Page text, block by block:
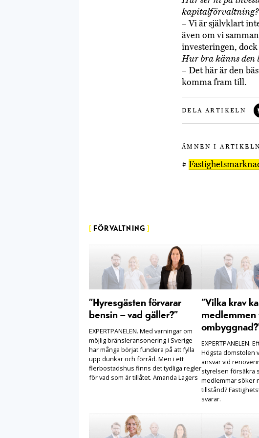
kapitalförvaltning?
– Vi är självklart
även om vi
investeringen,
Hur bra känns den
– Det här är den
komma fram till.
DELA ARTIKELN
ÄMNEN I
#
FÖRVALTNING
”Hyresgästen förvarar
bensin – vad gäller?”
EXPERTPANELEN. Med varningar om
möjlig bränsleransonering i Sverige
har många börjat fundera på att fylla
upp dunkar och förråd. Men i ett
flerbostadshus finns det tydliga regler
för vad som är tillåtet. Amanda Lagers
”Vilka krav
medlemmen
EXPERTPANELEN.
Högsta domstolen
ansvar vid
styrelsen försäkra
medlemmar söker
tillstånd?
svarar.